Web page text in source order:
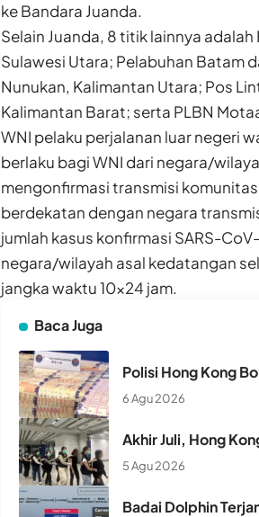
ke Bandara Juanda.
Selain Juanda, 8 titik lainnya
Sulawesi Utara; Pelabuhan Batam
Nunukan, Kalimantan Utara; Pos
Kalimantan Barat; serta PLBN
WNI pelaku perjalanan luar negeri
berlaku bagi WNI dari negara/
mengonfirmasi transmisi
berdekatan dengan negara
jumlah kasus konfirmasi SARS-
negara/wilayah asal kedatangan
jangka waktu 10×24 jam.
Baca Juga
Polisi Hong Kong
6 Agu 2026
Akhir Juli, Hong
5 Agu 2026
Badai Dolphin